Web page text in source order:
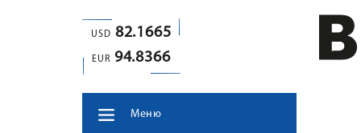
USD 82.1665
EUR 94.8366
Меню